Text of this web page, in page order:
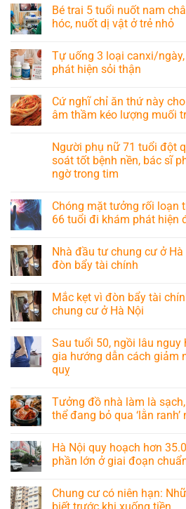
Bé trai 5 tuổi nuốt nam
hóc, nuốt dị vật ở trẻ nhỏ
Tự uống 3 loại canxi/
phát hiện sỏi thận
Cứ nghĩ chỉ ăn thứ này cho
âm thầm kéo lượng muối
Người phụ nữ 71 tuổi đột
soát tốt bệnh nền, bác sĩ
ngờ trong tim
Chóng mặt tưởng rối loạn
66 tuổi đi khám phát hiện
Nhà đầu tư chung cư ở
đòn bẩy tài chính
Mắc kẹt vì đòn bẩy tài
chung cư ở Hà Nội
Sau tuổi 50, ngồi lâu nguy
gia hướng dẫn cách giảm
quỵ
Tưởng đồ nhà làm là
thể đang bỏ qua ‘lằn
Hà Nội quy hoạch hơn
phần lớn ở giai đoạn
Chung cư có niên hạn: